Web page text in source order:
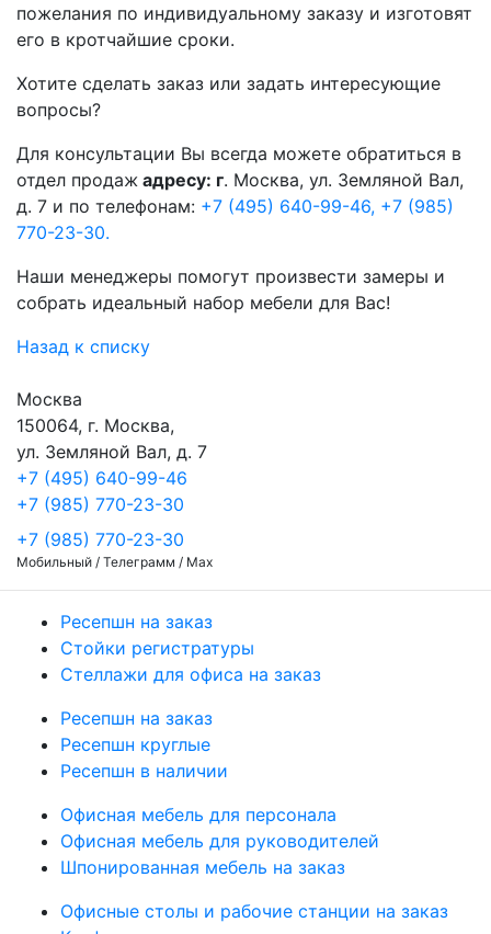
пожелания по индивидуальному заказу и изготовят
его в кротчайшие сроки.
Хотите сделать заказ или задать интересующие
вопросы?
Для консультации Вы всегда можете обратиться в
отдел продаж адресу: г. Москва, ул. Земляной Вал,
д. 7 и по телефонам: +7 (495) 640-99-46, +7 (985)
770-23-30.
Наши менеджеры помогут произвести замеры и
собрать идеальный набор мебели для Вас!
Назад к списку
Москва
150064, г. Москва,
ул. Земляной Вал, д. 7
+7 (495) 640-99-46
+7 (985) 770-23-30
+7 (985) 770-23-30
Мобильный / Телеграмм / Max
Ресепшн на заказ
Стойки регистратуры
Стеллажи для офиса на заказ
Ресепшн на заказ
Ресепшн круглые
Ресепшн в наличии
Офисная мебель для персонала
Офисная мебель для руководителей
Шпонированная мебель на заказ
Офисные столы и рабочие станции на заказ